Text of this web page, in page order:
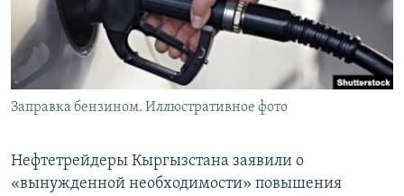
Заправка бензином. Иллюстративное фото
Нефтетрейдеры Кыргызстана заявили о
«вынужденной необходимости» повышения